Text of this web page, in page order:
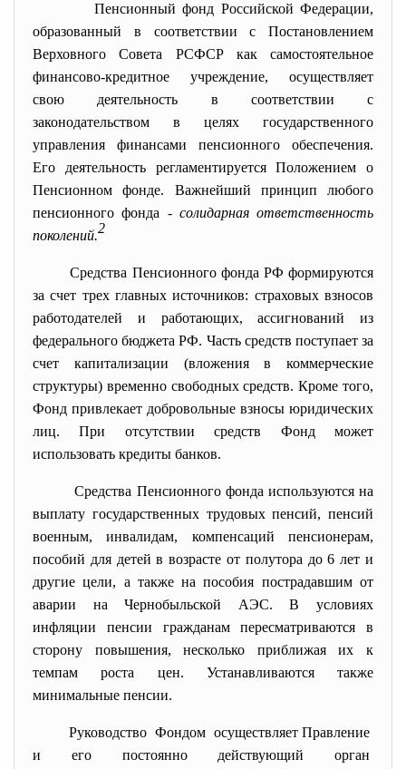
Пенсионный фонд Российской Федерации,
образованный в соответствии с Постановлением
Верховного Совета РСФСР как самостоятельное
финансово-кредитное учреждение, осуществляет
свою деятельность в соответствии с
законодательством в целях государственного
управления финансами пенсионного обеспечения.
Его деятельность регламентируется Положением о
Пенсионном фонде. Важнейший принцип любого
пенсионного фонда - солидарная ответственность
поколений.2
Средства Пенсионного фонда РФ формируются
за счет трех главных источников: страховых взносов
работодателей и работающих, ассигнований из
федерального бюджета РФ. Часть средств поступает за
счет капитализации (вложения в коммерческие
структуры) временно свободных средств. Кроме того,
Фонд привлекает добровольные взносы юридических
лиц. При отсутствии средств Фонд может
использовать кредиты банков.
Средства Пенсионного фонда используются на
выплату государственных трудовых пенсий, пенсий
военным, инвалидам, компенсаций пенсионерам,
пособий для детей в возрасте от полутора до 6 лет и
другие цели, а также на пособия пострадавшим от
аварии на Чернобыльской АЭС. В условиях
инфляции пенсии гражданам пересматриваются в
сторону повышения, несколько приближая их к
темпам роста цен. Устанавливаются также
минимальные пенсии.
Руководство Фондом осуществляет Правление
и его постоянно действующий орган